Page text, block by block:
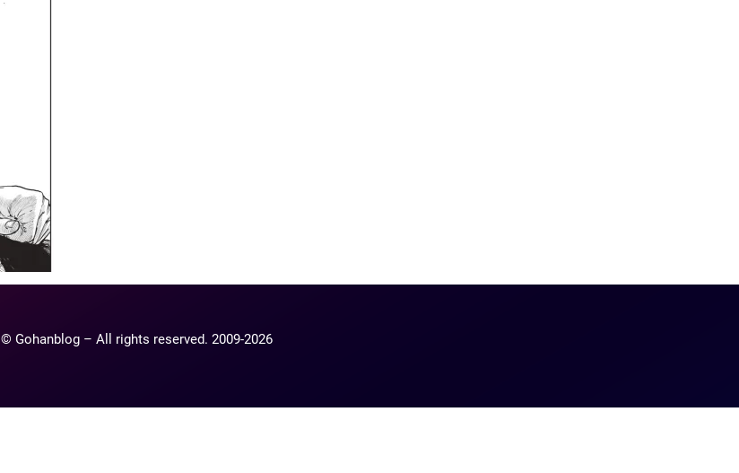
© Gohanblog – All rights reserved. 2009-2026